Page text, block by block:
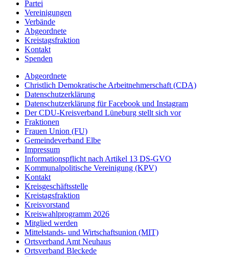
Partei
Vereinigungen
Verbände
Abgeordnete
Kreistagsfraktion
Kontakt
Spenden
Abgeordnete
Christlich Demokratische Arbeitnehmerschaft (CDA)
Datenschutzerklärung
Datenschutzerklärung für Facebook und Instagram
Der CDU-Kreisverband Lüneburg stellt sich vor
Fraktionen
Frauen Union (FU)
Gemeindeverband Elbe
Impressum
Informationspflicht nach Artikel 13 DS-GVO
Kommunalpolitische Vereinigung (KPV)
Kontakt
Kreisgeschäftsstelle
Kreistagsfraktion
Kreisvorstand
Kreiswahlprogramm 2026
Mitglied werden
Mittelstands- und Wirtschaftsunion (MIT)
Ortsverband Amt Neuhaus
Ortsverband Bleckede